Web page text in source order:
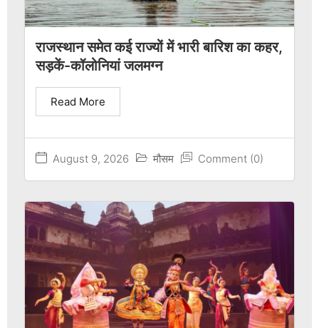
राजस्थान समेत कई राज्यों में भारी बारिश का कहर,
सड़कें-कॉलोनियां जलमग्न
August 9, 2026 मौसम Comment (0)
Read More